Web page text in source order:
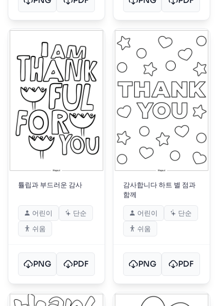
튤립과 부드러운 감사
어린이
단순
쉬움
PNG PDF
감사합니다 하트 별 점과
함께
어린이
단순
쉬움
PNG PDF